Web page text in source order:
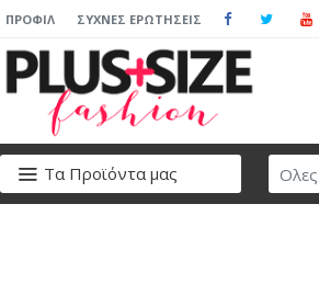
ΠΡΟΦΊΛ ΣΥΧΝΈΣ ΕΡΩΤΉΣΕΙΣ
Τα Προϊόντα μας Ολες